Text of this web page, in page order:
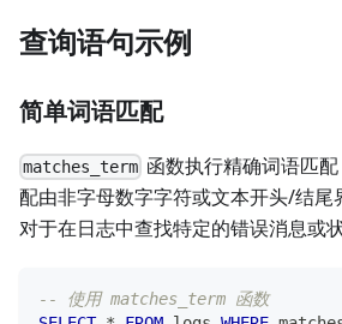
查询语句示例
简单词语匹配
matches_term 函数执行精确词语匹
配由非字母数字字符或文本开头/结尾
对于在日志中查找特定的错误消息或
-- 使用 matches_term 函数